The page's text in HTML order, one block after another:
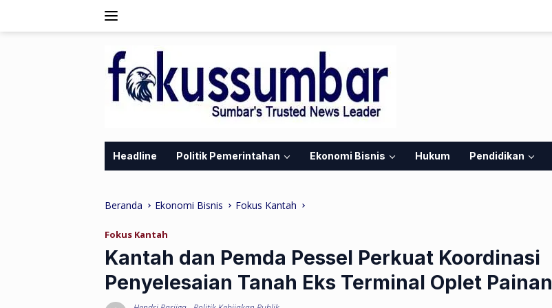
Headline Politik Pemerintahan Ekonomi Bisnis Hukum Pendidikan
Beranda Ekonomi Bisnis Fokus Kantah
Fokus Kantah
Kantah dan Pemda Pessel Perkuat Koordinasi
Penyelesaian Tanah Eks Terminal Oplet Painan